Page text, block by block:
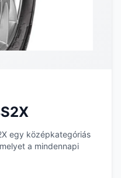
egy középkategóriás
a mindennapi